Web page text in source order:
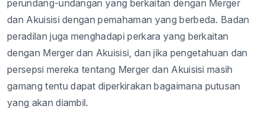
perundang-undangan yang berkaitan dengan Merger
dan Akuisisi dengan pemahaman yangberbeda. Badan
peradilan juga menghadapi perkara yang berkaitan
dengan Merger dan Akuisisi, danjika pengetahuan dan
persepsi mereka tentang Merger dan Akuisisi masih
gamang tentu dapat diperkirakan bagaimana putusan
yang akan diambil.